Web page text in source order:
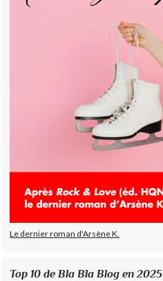
Le dernier roman d'Arsène K.
Top 10 de Bla Bla Blog en 2025